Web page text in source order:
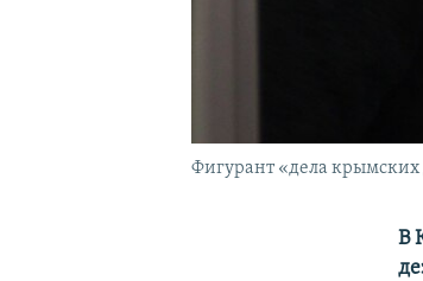
Фигурант «дела крымских
В